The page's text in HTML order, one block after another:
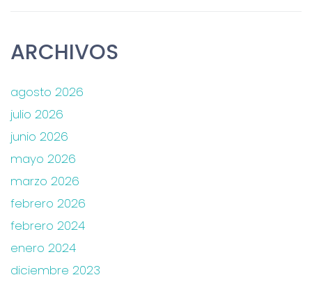
ARCHIVOS
agosto 2026
julio 2026
junio 2026
mayo 2026
marzo 2026
febrero 2026
febrero 2024
enero 2024
diciembre 2023